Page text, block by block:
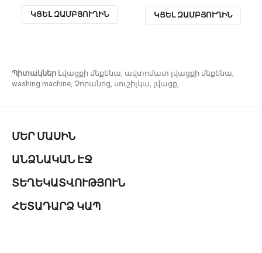
ԿՑԵԼ ԶԱՄԲՅՈՒՂԻՆ ԿՑԵԼ ԶԱՄԲՅՈՒՂԻՆ
Պիտակներ Լվացքի մեքենա, ավտոմատ լվացքի մեքենա,
washing machine, Չորանոց, սուշիլկա, լվացք,
ՄԵՐ ՄԱՍԻՆ
ԱՆՁՆԱԿԱՆ ԷՋ
ՏԵՂԵԿԱՏՎՈՒԹՅՈՒՆ
ՀԵՏԱԴԱՐՁ ԿԱՊ